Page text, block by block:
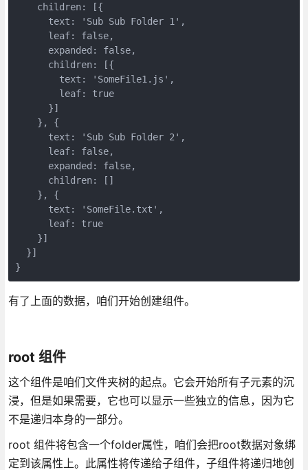
    children: [{
      text: 'Sub Sub Folder 1',
      leaf: false,
      expanded: false,
      children: [{
        text: 'SomeFile1.js',
        leaf: true
      }]
    }, {
      text: 'Sub Sub Folder 2',
      leaf: false,
      expanded: false,
      children: []
    }, {
      text: 'SomeFile.txt',
      leaf: true
    }]
  }]
有了上面的数据，咱们开始创建组件。
root 组件
这个组件是咱们文件夹树的起点。它会开始所有子元素的沉
浸，但是如果需要，它也可以显示一些独立的信息，因为它
不是递归本身的一部分。
root 组件将包含一个folder属性，咱们会把root数据对象绑
定到该属性上。此属性将传递给子组件，子组件将递归地创